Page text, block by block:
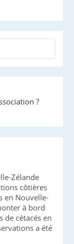
?
Zélande
côtières
en Nouvelle-
à bord
de cétacés en
a été